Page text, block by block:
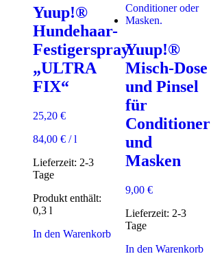
gewählt
werden
Yuup!®
Hundehaar-
Festigerspray
„ULTRA
FIX“
25,20 €
84,00 € /l
Lieferzeit: 2-3
Tage
Produkt enthält:
0,3 l
In den Warenkorb
Yuup!®
Misch-Dose
und Pinsel
für
Conditioner
und
Masken
9,00€
Lieferzeit: 2-3
Tage
In den Warenkorb